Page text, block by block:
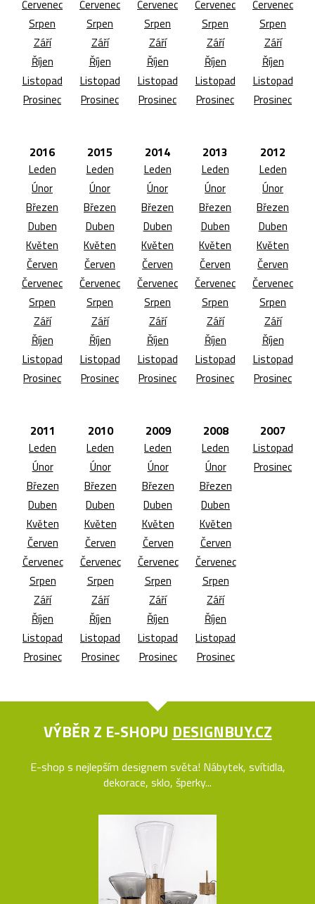
Červenec
Srpen
Září
Říjen
Listopad
Prosinec
Červenec
Srpen
Září
Říjen
Listopad
Prosinec
Červenec
Srpen
Září
Říjen
Listopad
Prosinec
Červenec
Srpen
Září
Říjen
Listopad
Prosinec
Červenec
Srpen
Září
Říjen
Listopad
Prosinec
2016
Leden
Únor
Březen
Duben
Květen
Červen
Červenec
Srpen
Září
Říjen
Listopad
Prosinec
2015
Leden
Únor
Březen
Duben
Květen
Červen
Červenec
Srpen
Září
Říjen
Listopad
Prosinec
2014
Leden
Únor
Březen
Duben
Květen
Červen
Červenec
Srpen
Září
Říjen
Listopad
Prosinec
2013
Leden
Únor
Březen
Duben
Květen
Červen
Červenec
Srpen
Září
Říjen
Listopad
Prosinec
2012
Leden
Únor
Březen
Duben
Květen
Červen
Červenec
Srpen
Září
Říjen
Listopad
Prosinec
2011
Leden
Únor
Březen
Duben
Květen
Červen
Červenec
Srpen
Září
Říjen
Listopad
Prosinec
2010
Leden
Únor
Březen
Duben
Květen
Červen
Červenec
Srpen
Září
Říjen
Listopad
Prosinec
2009
Leden
Únor
Březen
Duben
Květen
Červen
Červenec
Srpen
Září
Říjen
Listopad
Prosinec
2008
Leden
Únor
Březen
Duben
Květen
Červen
Červenec
Srpen
Září
Říjen
Listopad
Prosinec
2007
Listopad
Prosinec
VÝBĚR Z E-SHOPU DESIGNBUY.CZ
E-shop s nejlepším designem světa! Nábytek, svítidla,
dekorace, sklo, šperky...